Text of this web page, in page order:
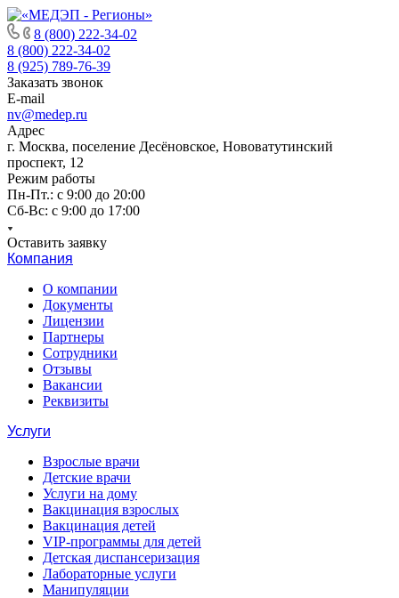
8 (800) 222-34-02
8 (800) 222-34-02
8 (925) 789-76-39
Заказать звонок
E-mail
nv@medep.ru
Адрес
г. Москва, поселение Десёновское, Нововатутинский
проспект, 12
Режим работы
Пн-Пт.: с 9:00 до 20:00
Cб-Вс: с 9:00 до 17:00
Оставить заявку
Компания
О компании
Документы
Лицензии
Партнеры
Сотрудники
Отзывы
Вакансии
Реквизиты
Услуги
Взрослые врачи
Детские врачи
Услуги на дому
Вакцинация взрослых
Вакцинация детей
VIP-программы для детей
Детская диспансеризация
Лабораторные услуги
Манипуляции